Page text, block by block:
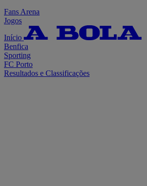
Fans Arena
Jogos
Início
Benfica
Sporting
FC Porto
Resultados e Classificações